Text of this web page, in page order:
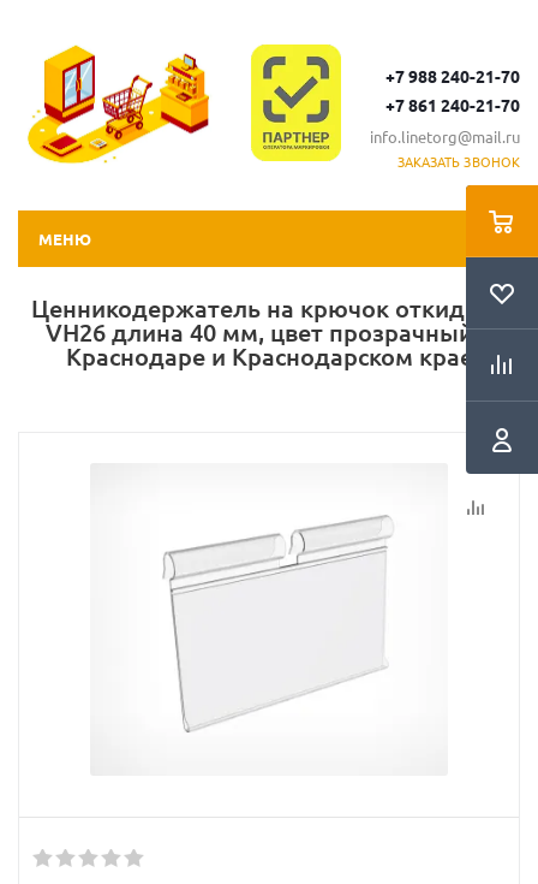
+7 988 240-21-70
+7 861 240-21-70
info.linetorg@mail.ru
ЗАКАЗАТЬ ЗВОНОК
МЕНЮ
Ценникодержатель на крючок откидной
VH26 длина 40 мм, цвет прозрачный в
Краснодаре и Краснодарском крае